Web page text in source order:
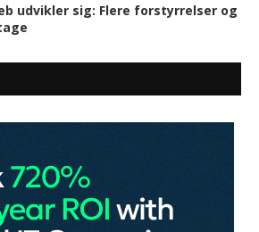
udvikler sig: Flere forstyrrelser og